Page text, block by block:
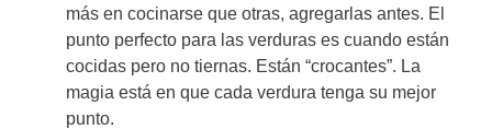
más en cocinarse que otras, agregarlas antes. El
punto perfecto para las verduras es cuando están
cocidas pero no tiernas. Están “crocantes”. La
magia está en que cada verdura tenga su mejor
punto.